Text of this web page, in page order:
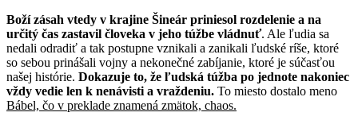
Boží zásah vtedy v krajine Šineár priniesol rozdelenie a na
určitý čas zastavil človeka v jeho túžbe vládnuť. Ale ľudia sa
nedali odradiť a tak postupne vznikali a zanikali ľudské ríše, ktoré
so sebou prinášali vojny a nekonečné zabíjanie, ktoré je súčasťou
našej histórie. Dokazuje to, že ľudská túžba po jednote nakoniec
vždy vedie len k nenávisti a vraždeniu. To miesto dostalo meno
Bábel, čo v preklade znamená zmätok, chaos.